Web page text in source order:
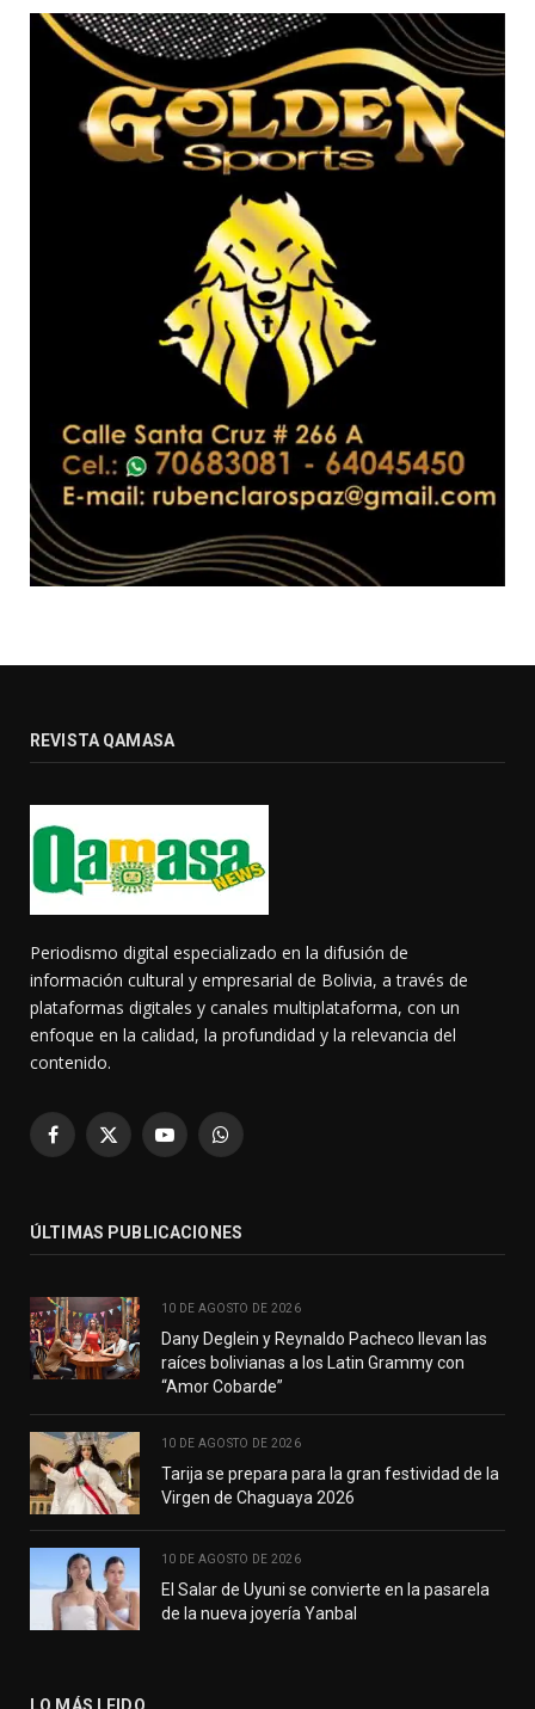
REVISTA QAMASA
Periodismo digital especializado en la difusión de
información cultural y empresarial de Bolivia, a través de
plataformas digitales y canales multiplataforma, con un
enfoque en la calidad, la profundidad y la relevancia del
contenido.
Facebook
X
YouTubeWhatsApp
ÚLTIMAS PUBLICACIONES
10 DE AGOSTO DE 2026
Dany Deglein y Reynaldo Pacheco llevan las
raíces bolivianas a los Latin Grammy con
“Amor Cobarde”
10 DE AGOSTO DE 2026
Tarija se prepara para la gran festividad de la
Virgen de Chaguaya 2026
10 DE AGOSTO DE 2026
El Salar de Uyuni se convierte en la pasarela
de la nueva joyería Yanbal